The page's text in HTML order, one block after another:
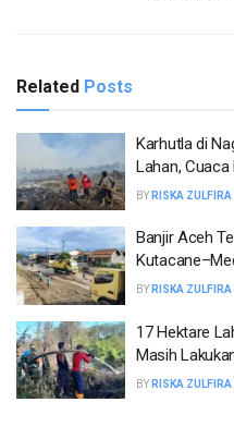
Related Posts
Karhutla di
Lahan,
BY RISKA ZULFIRA
Banjir Aceh
BY RISKA ZULFIRA
17 Hektare
Masih
BY RISKA ZULFIRA